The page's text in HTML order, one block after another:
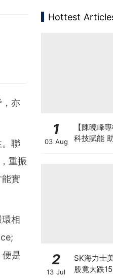
亦
聯
重振
實
相
便是
Hottest
1
03 Aug
【陳曉峰
科技賦能
2
13 Jul
SK海力士
股竟大跌